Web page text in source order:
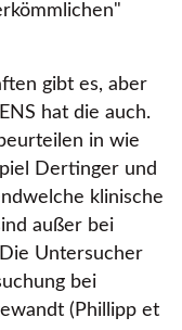
gibt es, aber
hat die auch.
in wie
Dertinger und
klinische
außer bei
Untersucher
bei
(Phillipp et